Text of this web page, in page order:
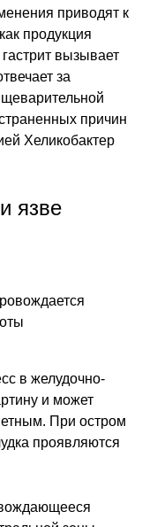
приводят к
продукция
вызывает
за
причин
Хеликобактер
язве
в желудочно-
и может
При остром
проявляются